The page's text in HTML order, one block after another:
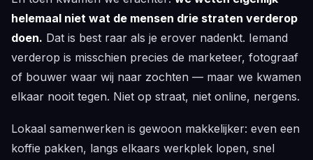
helemaal niet wat de mensen drie straten verderop
doen. Dat is best raar als je erover nadenkt. Iemand
verderop is misschien precies de marketeer, fotograaf
of bouwer waar wij naar zochten — maar we kwamen
elkaar nooit tegen. Niet op straat, niet online, nergens.
Lokaal samenwerken is gewoon makkelijker: even een
koffie pakken, langs elkaars werkplek lopen, snel